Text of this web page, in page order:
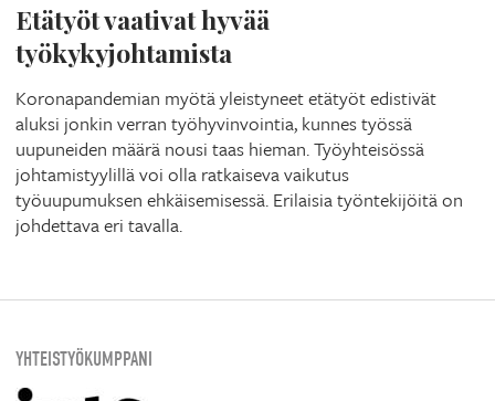
Etätyöt vaativat hyvää
työkykyjohtamista
Koronapandemian myötä yleistyneet etätyöt edistivät
aluksi jonkin verran työhyvinvointia, kunnes työssä
uupuneiden määrä nousi taas hieman. Työyhteisössä
johtamistyylillä voi olla ratkaiseva vaikutus
työuupumuksen ehkäisemisessä. Erilaisia työntekijöitä on
johdettava eri tavalla.
YHTEISTYÖKUMPPANI